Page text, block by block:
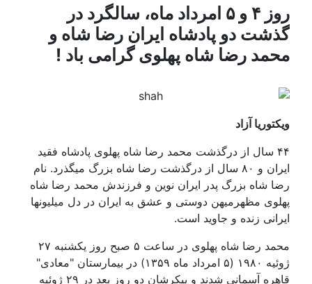
روز ۴ و ۵ امرداد ماه، سالگرد در
دو پادشاه ایران رضا شاه و
رضا شاه پهلوی گرامی باد !
آزاد
سال از درگذشت محمد رضا شاه پهلوی پادشاه فقید
ایران و ۸۰ سال از درگذشت رضا شاه بزرگ میگذرد. نام
شاه بزرگ پدر ایران نوین و فرزندش محمد رضا شاه
مظهرمیهن دوستی و عشق به ایران در دل میلیونها
زنده و جاوید است.
محمد رضا شاه پهلوی در ساعت ۵ صبح روز یکشنبه ۲۷
ژوئیه ۱۹۸۰ (۵ امرداد ماه ۱۳۵۹) در بیمارستان "معادی"
قاهره آسمانی شدند و پیکرشان دو روز بعد در ۲۹ ژوئیه